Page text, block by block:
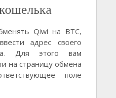
Qiwi на BTC,
адрес своего
Для этого вам
на страницу обмена
поле